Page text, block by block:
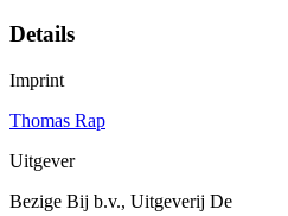
Details
Imprint
Thomas Rap
Uitgever
Bezige Bij b.v., Uitgeverij De